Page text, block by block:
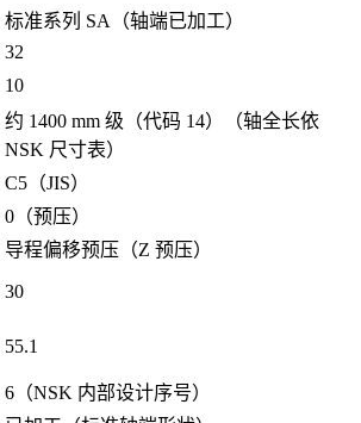
标准系列 SA（轴端已加工）
32
10
约 1400 mm 级（代码 14）（轴全长依
NSK 尺寸表）
C5（JIS）
0（预压）
导程偏移预压（Z 预压）
30
55.1
6（NSK 内部设计序号）